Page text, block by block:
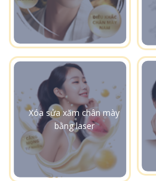
Xóa sửa xăm chân mày
bằng laser